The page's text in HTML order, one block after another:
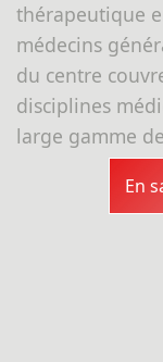
thérapeutique
médecins
du centre
disciplines
large gamme
En